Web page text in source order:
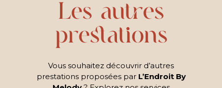
Les autres
prestations
Vous souhaitez découvrir d’autres
prestations proposées par L’Endroit By